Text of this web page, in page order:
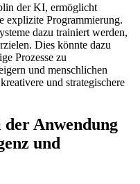
der KI, ermöglicht
explizite Programmierung.
dazu trainiert werden,
Dies könnte dazu
Prozesse zu
und menschlichen
und strategischere
Anwendung
und